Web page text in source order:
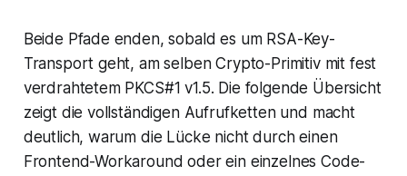
Beide Pfade enden, sobald es um RSA-Key-
Transport geht, am selben Crypto-Primitiv mit fest
verdrahtetem PKCS#1 v1.5. Die folgende Übersicht
zeigt die vollständigen Aufrufketten und macht
deutlich, warum die Lücke nicht durch einen
Frontend-Workaround oder ein einzelnes Code-